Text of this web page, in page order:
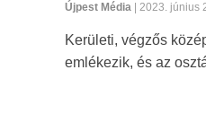
Újpest Média | 2023. június
Kerületi, végzős
emlékezik, és az